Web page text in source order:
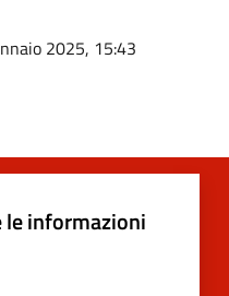
2025, 15:43
le informazioni